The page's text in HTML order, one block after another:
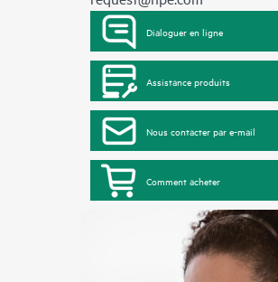
Dialoguer en ligne
Assistance produits
Nous contacter par e-mail
Comment acheter